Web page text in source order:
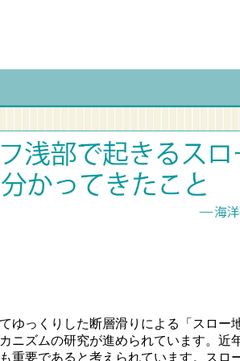
っくりした断層滑りによる「スロー
ズムの研究が進められています。
要であると考えられています。スロ